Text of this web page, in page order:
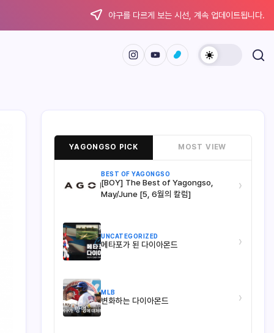
야구를 다르게 보는 시선, 계속 업데이트됩니다.
YAGONGSO PICK MOST VIEW
BEST OF YAGONGSO
[BOY] The Best of Yagongso,
May/June [5, 6월의 칼럼]
›
UNCATEGORIZED
메타포가 된 다이아몬드 ›
MLB
변화하는 다이아몬드 ›